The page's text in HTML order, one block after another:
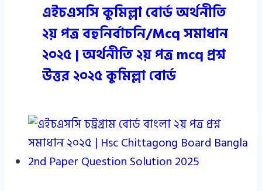
এইচএসসি কুমিল্লা বোর্ড অর্থনীতি
২য় পত্র বহুনির্বাচনি/Mcq সমাধান
২০২৫ | অর্থনীতি ২য় পত্র mcq প্রশ্ন
উত্তর ২০২৫ কুমিল্লা বোর্ড